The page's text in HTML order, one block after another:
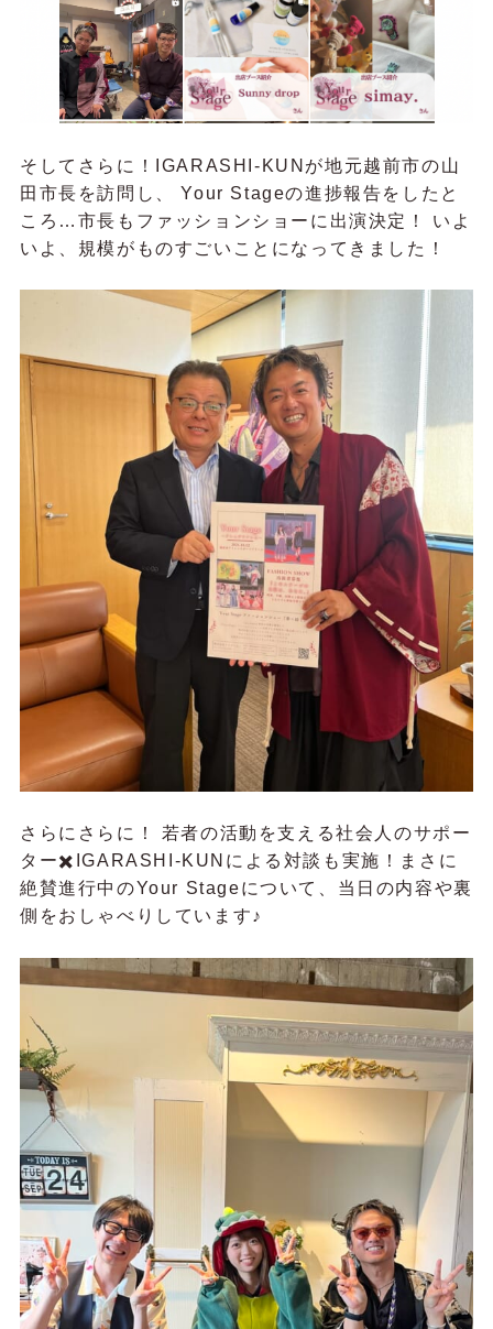
そしてさらに！IGARASHI-KUNが地元越前市の山
田市長を訪問し、 Your Stageの進捗報告をしたと
ころ…市長もファッションショーに出演決定！ いよ
いよ、規模がものすごいことになってきました！
さらにさらに！ 若者の活動を支える社会人のサポー
ター✖️IGARASHI-KUNによる対談も実施！まさに
絶賛進行中のYour Stageについて、当日の内容や裏
側をおしゃべりしています♪